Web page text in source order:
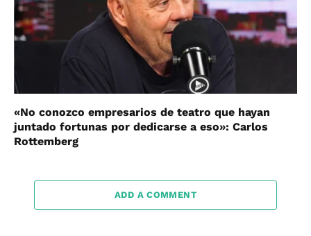
«No conozco empresarios de teatro que hayan
juntado fortunas por dedicarse a eso»: Carlos
Rottemberg
ADD A COMMENT